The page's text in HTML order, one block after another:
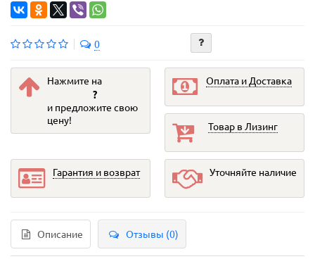
0
Нажмите на
?
и предложите свою
цену!
Оплата и Доставка
Товар в Лизинг
Гарантия и возврат Уточняйте наличие
Описание Отзывы (0)